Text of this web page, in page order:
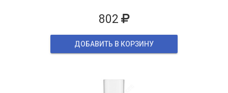
802
ДОБАВИТЬ В КОРЗИНУ